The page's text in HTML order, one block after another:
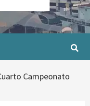
Campeonato